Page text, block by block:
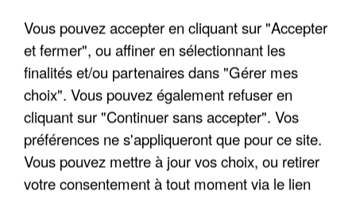
IL TUE SON FILS ET ENVOIE DES PHOTOS À SON
EX-COMPAGNE À NICE
Vous pouvez accepter en cliquant sur "Accepter
et fermer", ou affiner en sélectionnant les
finalités et/ou partenaires dans "Gérer mes
choix". Vous pouvez également refuser en
cliquant sur "Continuer sans accepter". Vos
préférences ne s'appliqueront que pour ce site.
Vous pouvez mettre à jour vos choix, ou retirer
votre consentement à tout moment via le lien